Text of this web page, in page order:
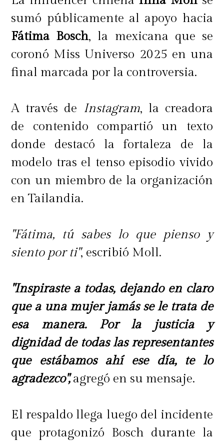
sumó públicamente al apoyo hacia
Fátima Bosch, la mexicana que se
coronó Miss Universo 2025 en una
final marcada por la controversia.
A través de Instagram, la creadora
de contenido compartió un texto
donde destacó la fortaleza de la
modelo tras el tenso episodio vivido
con un miembro de la organización
en Tailandia.
"Fátima, tú sabes lo que pienso y
siento por ti", escribió Moll.
"Inspiraste a todas, dejando en claro
que a una mujer jamás se le trata de
esa manera. Por la justicia y
dignidad de todas las representantes
que estábamos ahí ese día, te lo
agradezco",agregó en su mensaje.
El respaldo llega luego del incidente
que protagonizó Bosch durante la